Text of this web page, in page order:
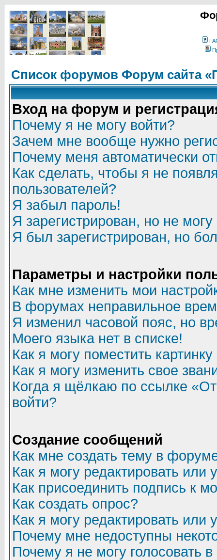
Список форумов Форум сайта
Вход на форум и
Почему я не могу войти?
Зачем мне вообще нужно
Почему меня автоматически
Как сделать, чтобы я не
пользователей?
Я забыл пароль!
Я зарегистрирован, но не могу
Я был зарегистрирован, но
Параметры и настройки
Как мне изменить мои
В форумах неправильное
Я изменил часовой пояс, но
Моего языка нет в списке!
Как я могу поместить
Как я могу изменить свое
Когда я щёлкаю по ссылке
войти?
Создание сообщений
Как мне создать тему в
Как я могу редактировать или
Как присоединить подпись к
Как создать опрос?
Как я могу редактировать или
Почему мне недоступны
Почему я не могу голосовать